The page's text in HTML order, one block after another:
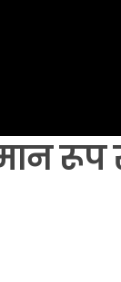
रूप